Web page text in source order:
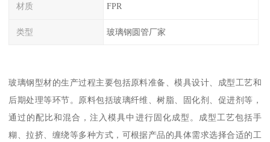
材质 FPR
类型 玻璃钢圆管厂家
玻璃钢型材的生产过程主要包括原料准备、模具设计、成型工艺和
后期处理等环节。原料包括玻璃纤维、树脂、固化剂、促进剂等，
通过的配比和混合，注入模具中进行固化成型。成型工艺包括手
糊、拉挤、缠绕等多种方式，可根据产品的具体需求选择合适的工